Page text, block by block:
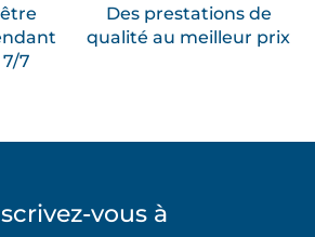
7
Des prestations de
qualité au meilleur prix
vous à